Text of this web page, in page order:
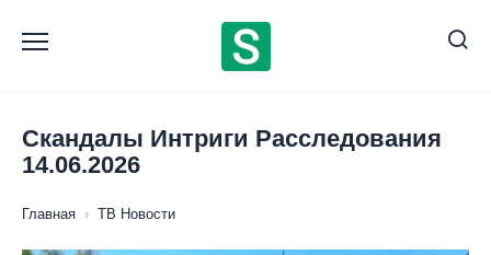
содержанию
Скандалы Интриги Расследования
14.06.2026
Главная › ТВ Новости